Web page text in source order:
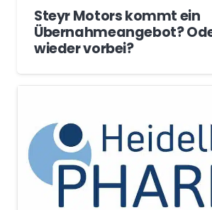
Steyr Motors kommt ein
Übernahmeangebot?
wieder vorbei?